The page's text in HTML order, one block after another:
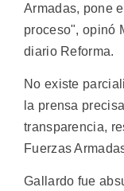
Armadas, pone
proceso", opinó
diario Reforma.
No existe
la prensa
transparencia,
Fuerzas
Gallardo fue